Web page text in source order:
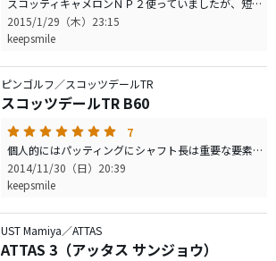
スコッティキャメロンＮＰ２使っていましたが、短尺を試したく購入してみました。目一杯短尺の３１インチで２ラウンドしてきました。 ３１インチって周りに使っている人がおらず、仲間からは子供のパターみたいと笑われましたが気にせず。 流石にショートパットは良く決まりましたが、距離感が今一つでした。 ３２インチ位が丁度いいかなあともう少し調整しながら使ってみます。 やや太めのグリップがとてもしっくりきて扱いやすいです。 打感はまずまずですが、ＮＰ２に比べると少し劣る気がするのと微妙なタッチは出しにくいとおもいます。その分ぶれにくいと思います。 総じてＮＰ２とどちらが良いか・・・一長一短で良く分からないです。
2015/1/29（木）23:15
keepsmile
ピンゴルフ／スコッツデールTR
スコッツデールTR B60
7
個人的にはパッティングにシャフト長は重要な要素の一と思いますので、シャフト長調整機能がるのはいいですね。 ３２インチと短めにセッティングしていますがショートパットの精度が上がるかな。 打感は硬すぎもせず軟らかすぎということもなくインパクト音で距離感をつかみたい人には良いかと。 ミスにも強めです。 総じて、素直で扱いやすくいいパターです。
2014/11/30（日）20:39
keepsmile
UST Mamiya／ATTAS
ATTAS 3（アッタス サンジョウ）